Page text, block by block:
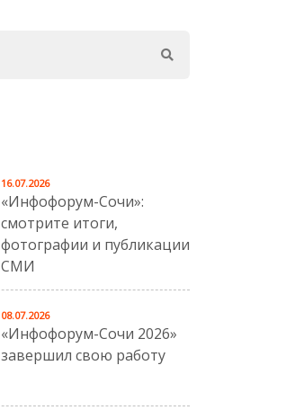
«Инфофорум-Сочи»:
смотрите итоги,
фотографии и публикации
СМИ
16.07.2026
«Инфофорум-Сочи 2026»
завершил свою работу
08.07.2026